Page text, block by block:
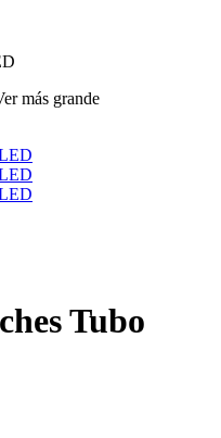
más grande
Tubo